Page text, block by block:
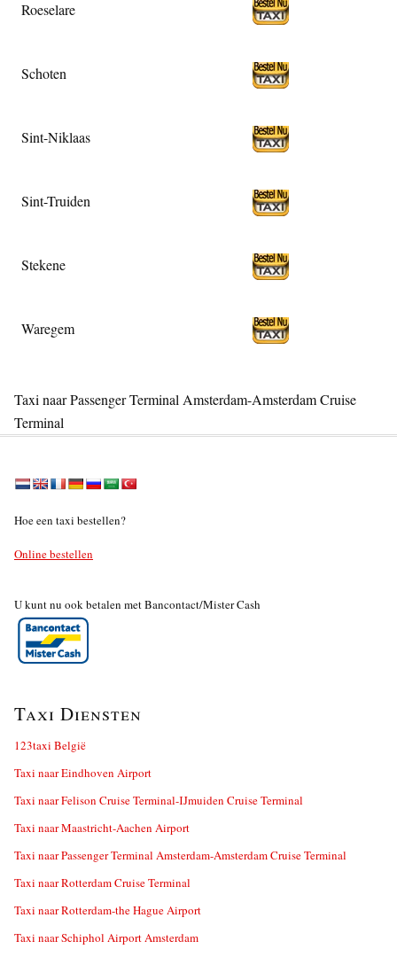
Roeselare
Schoten
Sint-Niklaas
Sint-Truiden
Stekene
Waregem
Taxi naar Passenger Terminal Amsterdam-Amsterdam Cruise
Terminal
Hoe een taxi bestellen?
Online bestellen
U kunt nu ook betalen met Bancontact/Mister Cash
Taxi Diensten
123taxi België
Taxi naar Eindhoven Airport
Taxi naar Felison Cruise Terminal-IJmuiden Cruise Terminal
Taxi naar Maastricht-Aachen Airport
Taxi naar Passenger Terminal Amsterdam-Amsterdam Cruise Terminal
Taxi naar Rotterdam Cruise Terminal
Taxi naar Rotterdam-the Hague Airport
Taxi naar Schiphol Airport Amsterdam